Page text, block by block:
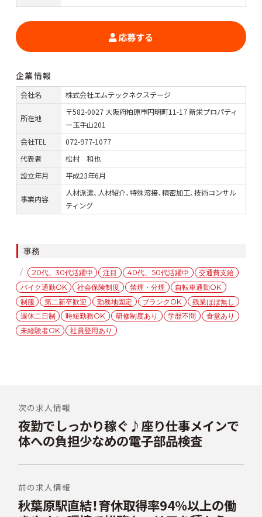
応募する
企業情報
会社名 株式会社エムテックネクステージ
所在地
〒582-0027 大阪府柏原市円明町11-17 新栄プロパティ
ー玉手山201
会社TEL
072-977-1077
代表者
松村 和也
設立年月
平成23年6月
事業内容
人材派遣、人材紹介、特殊溶接、精密加工、技術コンサル
ティング
ゴ
リ
ー
事務
タ
グ
20代、30代活躍中 注目 40代、50代活躍中
交通費支給
バイク通勤OK
社会保険制度 禁煙・分煙
自転車通勤OK
制服
第二新卒歓迎 勤務地固定 ブランクOK
残業ほぼ無し
週休二日制
時短勤務OK 研修制度あり 学歴不問
食堂あり
未経験者OK
社員登用あり
稿
ナ
ビ
ゲ
ー
シ
次の求人情報
前
の
投
稿:
夜勤でしっかり稼ぐ♪座り仕事メインで
体への負担少なめの電子部品検査
前の求人情報
次
秋葉原駅直結！育休取得率94%以上の働